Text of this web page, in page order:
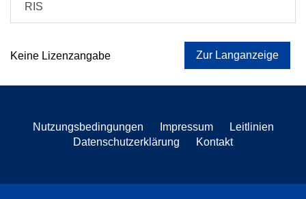
RIS
Keine Lizenzangabe Zur Langanzeige
Nutzungsbedingungen Impressum
Leitlinien
Datenschutzerklärung
Kontakt